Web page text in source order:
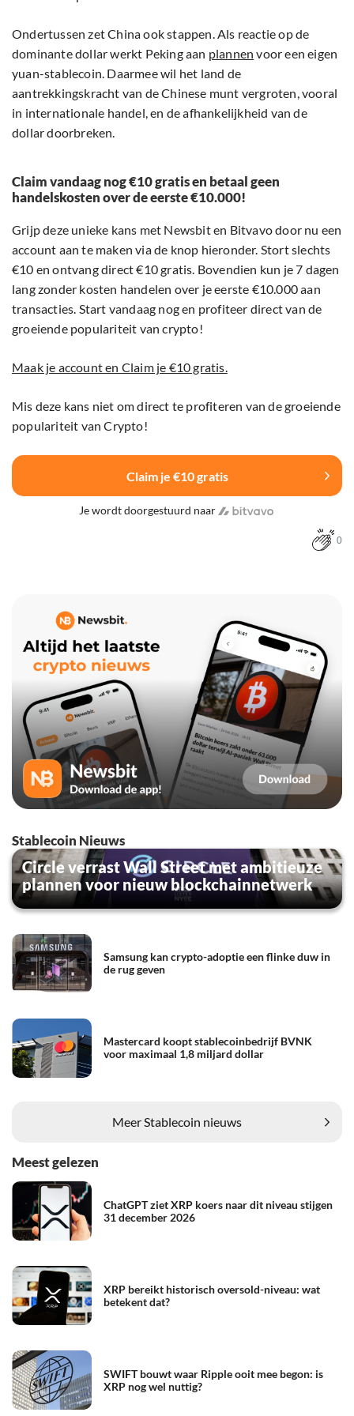
Ondertussen zet China ook stappen. Als reactie op de
dominante dollar werkt Peking aan plannen voor een eigen
yuan-stablecoin. Daarmee wil het land de
aantrekkingskracht van de Chinese munt vergroten, vooral
in internationale handel, en de afhankelijkheid van de
dollar doorbreken.
Claim vandaag nog €10 gratis en betaal geen
handelskosten over de eerste €10.000!
Grijp deze unieke kans met Newsbit en Bitvavo door nu een
account aan te maken via de knop hieronder. Stort slechts
€10 en ontvang direct €10 gratis. Bovendien kun je 7 dagen
lang zonder kosten handelen over je eerste €10.000 aan
transacties. Start vandaag nog en profiteer direct van de
groeiende populariteit van crypto!
Maak je account en Claim je €10 gratis.
Mis deze kans niet om direct te profiteren van de groeiende
populariteit van Crypto!
Claim je €10 gratis
Je wordt doorgestuurd naar
0
Stablecoin Nieuws
Circle verrast Wall Street met ambitieuze
plannen voor nieuw blockchainnetwerk
Samsung kan crypto-adoptie een flinke duw in
de rug geven
Mastercard koopt stablecoinbedrijf BVNK
voor maximaal 1,8 miljard dollar
Meer Stablecoin nieuws
Meest gelezen
ChatGPT ziet XRP koers naar dit niveau stijgen
31 december 2026
XRP bereikt historisch oversold-niveau: wat
betekent dat?
SWIFT bouwt waar Ripple ooit mee begon: is
XRP nog wel nuttig?